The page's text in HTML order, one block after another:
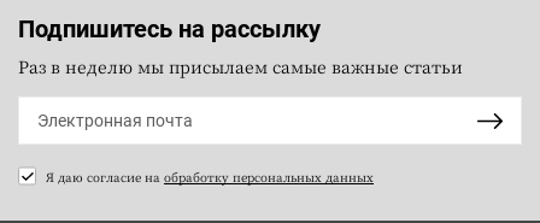
Подпишитесь на рассылку
Раз в неделю мы присылаем самые важные статьи
Я даю согласие на обработку персональных данных